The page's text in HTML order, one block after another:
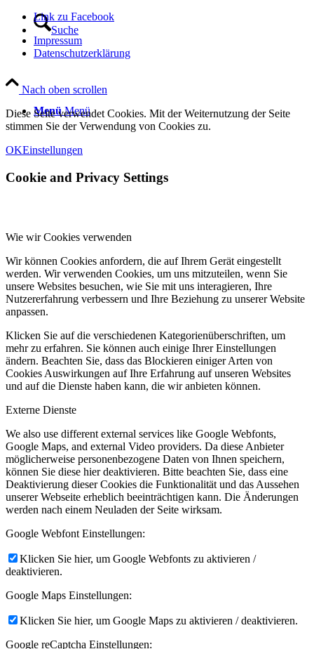
Suche
Menü Menü
Link zu Facebook
Impressum
Datenschutzerklärung
Nach oben scrollen
Diese Seite verwendet Cookies. Mit der Weiternutzung der Seite
stimmen Sie der Verwendung von Cookies zu.
OKEinstellungen
Cookie and Privacy Settings
Wie wir Cookies verwenden
Wir können Cookies anfordern, die auf Ihrem Gerät eingestellt
werden. Wir verwenden Cookies, um uns mitzuteilen, wenn Sie
unsere Websites besuchen, wie Sie mit uns interagieren, Ihre
Nutzererfahrung verbessern und Ihre Beziehung zu unserer Website
anpassen.
Klicken Sie auf die verschiedenen Kategorienüberschriften, um
mehr zu erfahren. Sie können auch einige Ihrer Einstellungen
ändern. Beachten Sie, dass das Blockieren einiger Arten von
Cookies Auswirkungen auf Ihre Erfahrung auf unseren Websites
und auf die Dienste haben kann, die wir anbieten können.
Externe Dienste
We also use different external services like Google Webfonts,
Google Maps, and external Video providers. Da diese Anbieter
möglicherweise personenbezogene Daten von Ihnen speichern,
können Sie diese hier deaktivieren. Bitte beachten Sie, dass eine
Deaktivierung dieser Cookies die Funktionalität und das Aussehen
unserer Webseite erheblich beeinträchtigen kann. Die Änderungen
werden nach einem Neuladen der Seite wirksam.
Google Webfont Einstellungen:
Klicken Sie hier, um Google Webfonts zu aktivieren /
deaktivieren.
Google Maps Einstellungen:
Klicken Sie hier, um Google Maps zu aktivieren / deaktivieren.
Google reCaptcha Einstellungen: